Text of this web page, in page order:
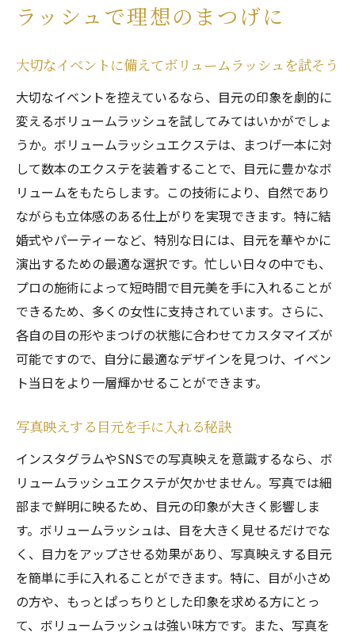
ラッシュで理想のまつげに
大切なイベントに備えてボリュームラッシュを試そう
大切なイベントを控えているなら、目元の印象を劇的に
変えるボリュームラッシュを試してみてはいかがでしょ
うか。ボリュームラッシュエクステは、まつげ一本に対
して数本のエクステを装着することで、目元に豊かなボ
リュームをもたらします。この技術により、自然であり
ながらも立体感のある仕上がりを実現できます。特に結
婚式やパーティーなど、特別な日には、目元を華やかに
演出するための最適な選択です。忙しい日々の中でも、
プロの施術によって短時間で目元美を手に入れることが
できるため、多くの女性に支持されています。さらに、
各自の目の形やまつげの状態に合わせてカスタマイズが
可能ですので、自分に最適なデザインを見つけ、イベン
ト当日をより一層輝かせることができます。
写真映えする目元を手に入れる秘訣
インスタグラムやSNSでの写真映えを意識するなら、ボ
リュームラッシュエクステが欠かせません。写真では細
部まで鮮明に映るため、目元の印象が大きく影響しま
す。ボリュームラッシュは、目を大きく見せるだけでな
く、目力をアップさせる効果があり、写真映えする目元
を簡単に手に入れることができます。特に、目が小さめ
の方や、もっとぱっちりとした印象を求める方にとっ
て、ボリュームラッシュは強い味方です。また、写真を